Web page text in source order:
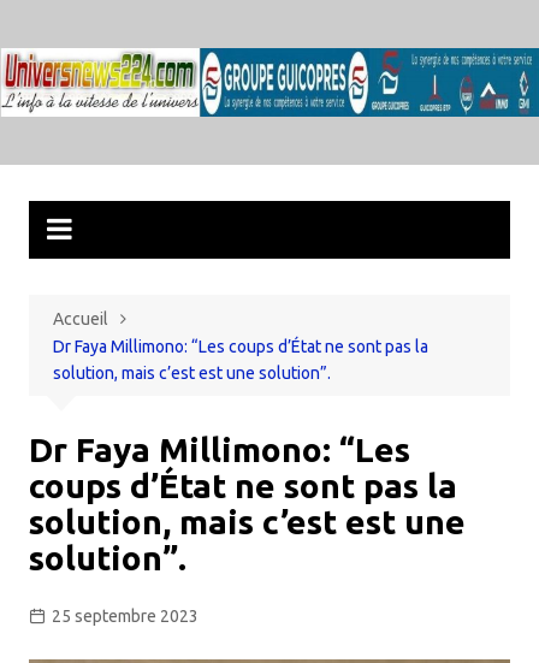
au
contenu
Accueil
Dr Faya Millimono: “Les coups d’État ne sont pas la
solution, mais c’est est une solution”.
Dr Faya Millimono: “Les
coups d’État ne sont pas la
solution, mais c’est est une
solution”.
25 septembre 2023